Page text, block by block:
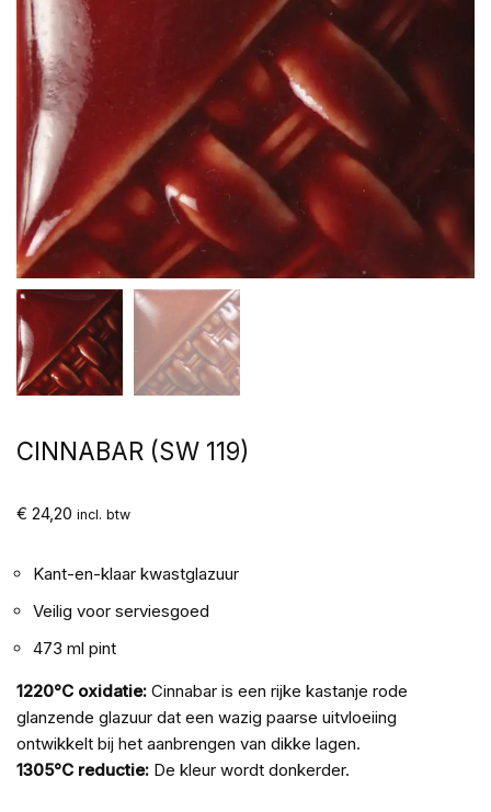
CINNABAR (SW 119)
€ 24,20 incl. btw
Kant-en-klaar kwastglazuur
Veilig voor serviesgoed
473 ml pint
1220°C oxidatie: Cinnabar is een rijke kastanje rode
glanzende glazuur dat een wazig paarse uitvloeiing
ontwikkelt bij het aanbrengen van dikke lagen.
1305°C reductie: De kleur wordt donkerder.